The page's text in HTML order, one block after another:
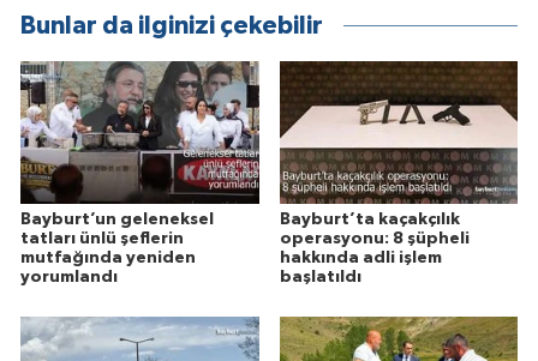
Bunlar da ilginizi çekebilir
Bayburt’un geleneksel
tatları ünlü şeflerin
mutfağında yeniden
yorumlandı
Bayburt’ta kaçakçılık
operasyonu: 8 şüpheli
hakkında adli işlem
başlatıldı